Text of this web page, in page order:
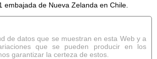
embajada de Nueva Zelanda en Chile.
de datos que se muestran en esta Web y a
que se pueden producir en los
garantizar la certeza de estos.